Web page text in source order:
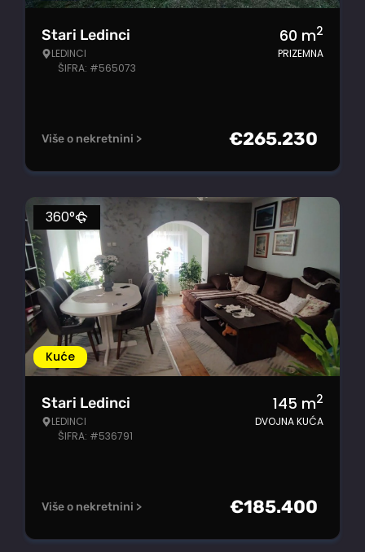
Stari Ledinci
LEDINCI
ŠIFRA: #565073
60 m2
PRIZEMNA
Više o nekretnini > €265.230
Kuće
360°
Stari Ledinci
LEDINCI
ŠIFRA: #536791
145 m2
DVOJNA KUĆA
Više o nekretnini > €185.400